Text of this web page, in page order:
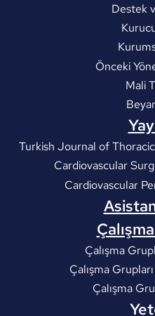
Destek
Önceki
Mali
Turkish Journal of
Cardiovascular
Cardiovascular
Çalışma
Çalışma
Çalışma